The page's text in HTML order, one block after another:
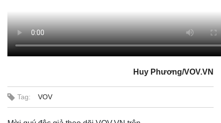
Huy Phương/VOV.VN
Tag: VOV